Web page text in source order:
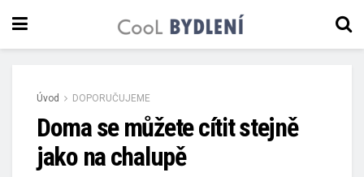
Úvod DOPORUČUJEME
Doma se můžete cítit stejně
jako na chalupě